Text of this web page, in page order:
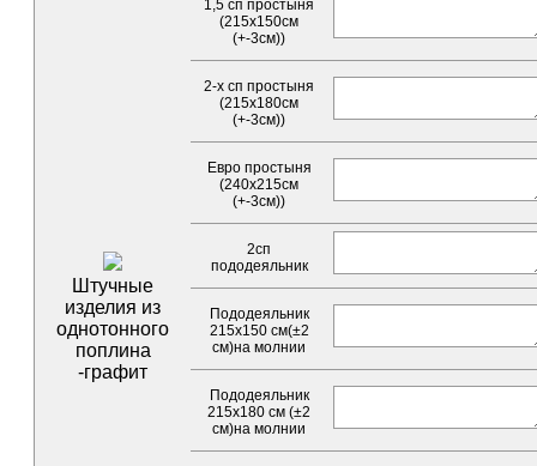
Штучные
изделия из
однотонного
поплина
-графит
1,5 сп простыня
(215х150см
(+-3см))
2-х сп простыня
(215х180см
(+-3см))
Евро простыня
(240х215см
(+-3см))
2сп
пододеяльник
Пододеяльник
215х150 см(±2
см)на молнии
Пододеяльник
215х180 см (±2
см)на молнии